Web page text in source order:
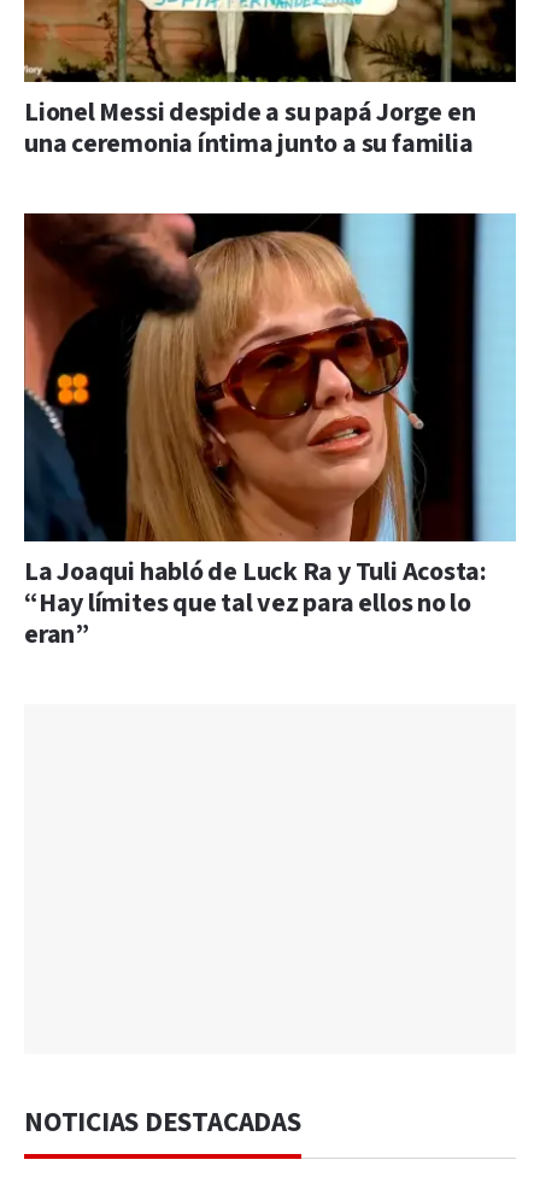
Lionel Messi despide a su papá Jorge en
una ceremonia íntima junto a su familia
La Joaqui habló de Luck Ra y Tuli Acosta:
“Hay límites que tal vez para ellos no lo
eran”
NOTICIAS DESTACADAS